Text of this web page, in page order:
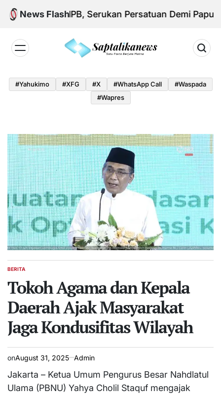
Skip
News Flash
Aksi KNPB, Serukan Persatuan Demi Papua yang
#yahukimo #XFG #x #WhatsApp Call
#waspada
#Wapres
POSTED
BERITA
Tokoh Agama dan Kepala
Daerah Ajak Masyarakat
Jaga Kondusifitas Wilayah
onAugust 31, 2025 Admin
Jakarta – Ketua Umum Pengurus Besar Nahdlatul
Ulama (PBNU) Yahya Cholil Staquf mengajak